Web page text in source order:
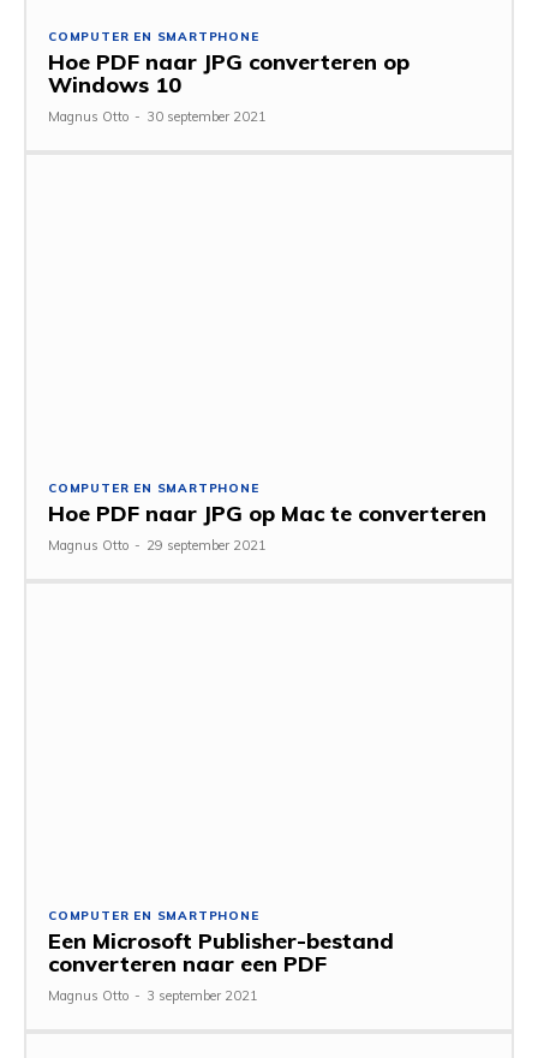
COMPUTER EN SMARTPHONE
Hoe PDF naar JPG converteren op
Windows 10
Magnus Otto - 30 september 2021
COMPUTER EN SMARTPHONE
Hoe PDF naar JPG op Mac te converteren
Magnus Otto - 29 september 2021
COMPUTER EN SMARTPHONE
Een Microsoft Publisher-bestand
converteren naar een PDF
Magnus Otto - 3 september 2021